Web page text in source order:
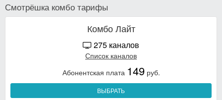
Смотрёшка комбо тарифы
Комбо Лайт
275 каналов
Список каналов
Абонентская плата 149руб.
ВЫБРАТЬ